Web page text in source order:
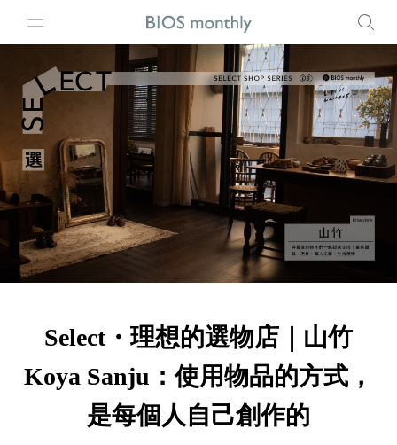
Select・理想的選物店｜山竹
Koya Sanju：使用物品的方式，
是每個人自己創作的